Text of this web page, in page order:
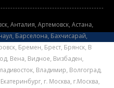
,Анталия,Артемовск,Астана,
, Барселона, Бахчисарай,
, Бремен, Брест, Брянск, В
, Вена, Видное, Визбаден,
, Владимир, Волгоград,
Екатеринбург, г. Москва, г.Москва,